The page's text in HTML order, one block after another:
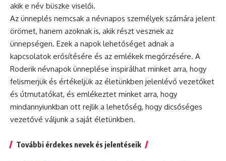
akik e név büszke viselői.
Az ünneplés nemcsak a névnapos személyek számára jelent
örömet, hanem azoknak is, akik részt vesznek az
ünnepségen. Ezek a napok lehetőséget adnak a
kapcsolatok erősítésére és az emlékek megőrzésére. A
Roderik névnapok ünneplése inspirálhat minket arra, hogy
felismerjük és értékeljük az életünkben jelenlévő vezetőket
és útmutatókat, és emlékeztet minket arra, hogy
mindannyiunkban ott rejlik a lehetőség, hogy dicsőséges
vezetővé váljunk a saját életünkben.
További érdekes nevek és jelentéseik